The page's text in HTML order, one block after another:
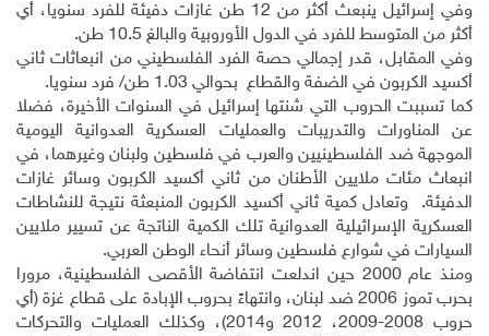
وفي إسرائيل ينبعث أكثر من 12 طن غازات دفيئة للفرد سنويا، أي
أكثر من المتوسط للفرد في الدول الأوروبية والبالغ 10.5 طن.
وفي المقابل، قدر إجمالي حصة الفرد الفلسطيني من انبعاثات ثاني
أكسيد الكربون في الضفة والقطاع بحوالي 1.03 طن/ فرد سنويا.
كما تسببت الحروب التي شنتها إسرائيل في السنوات الأخيرة، فضلا
عن المناورات والتدريبات والعمليات العسكرية العدوانية اليومية
الموجهة ضد الفلسطينيين والعرب في فلسطين ولبنان وغيرهما، في
انبعاث مئات ملايين الأطنان من ثاني أكسيد الكربون وسائر غازات
الدفيئة. وتعادل كمية ثاني أكسيد الكربون المنبعثة نتيجة للنشاطات
العسكرية الإسرائيلية العدوانية تلك الكمية الناتجة عن تسيير ملايين
السيارات في شوارع فلسطين وسائر أنحاء الوطن العربي.
ومنذ عام 2000 حين اندلعت انتفاضة الأقصى الفلسطينية، مرورا
بحرب تموز 2006 ضد لبنان، وانتهاءً بحروب الإبادة على قطاع غزة (أي
حروب 2008-2009، 2012 و2014)، وكذلك العمليات والتحركات